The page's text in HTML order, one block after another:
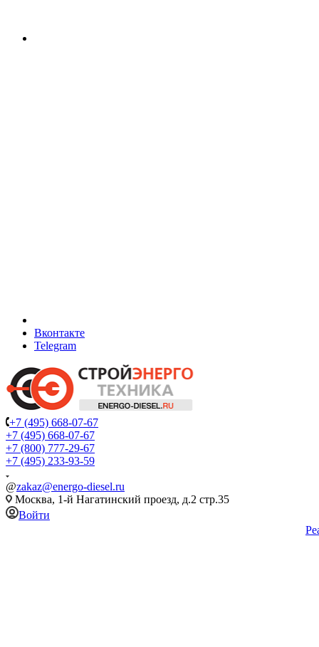
Вконтакте
Telegram
+7 (495) 668-07-67
+7 (495) 668-07-67
+7 (800) 777-29-67
+7 (495) 233-93-59
@zakaz@energo-diesel.ru
Москва, 1-й Нагатинский проезд, д.2 стр.35
Войти